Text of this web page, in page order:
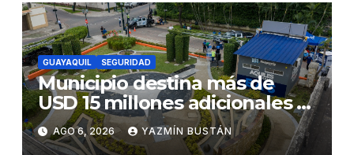
GUAYAQUIL SEGURIDAD
Municipio destina más de
USD 15 millones adicionales a
SEGURA EP para fortalecer la
seguridad ciudadana
AGO 6, 2026 YAZMÍN BUSTÁN